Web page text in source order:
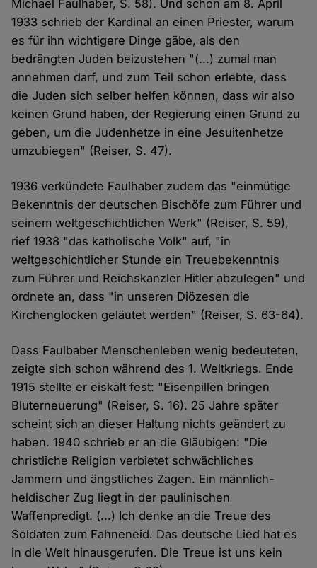
Michael Faulhaber, S. 58). Und schon am 8. April
1933 schrieb der Kardinal an einen Priester, warum
es für ihn wichtigere Dinge gäbe, als den
bedrängten Juden beizustehen "(...) zumal man
annehmen darf, und zum Teil schon erlebte, dass
die Juden sich selber helfen können, dass wir also
keinen Grund haben, der Regierung einen Grund zu
geben, um die Judenhetze in eine Jesuitenhetze
umzubiegen" (Reiser, S. 47).
1936 verkündete Faulhaber zudem das "einmütige
Bekenntnis der deutschen Bischöfe zum Führer und
seinem weltgeschichtlichen Werk" (Reiser, S. 59),
rief 1938 "das katholische Volk" auf, "in
weltgeschichtlicher Stunde ein Treuebekenntnis
zum Führer und Reichskanzler Hitler abzulegen" und
ordnete an, dass "in unseren Diözesen die
Kirchenglocken geläutet werden" (Reiser, S. 63-64).
Dass Faulbaber Menschenleben wenig bedeuteten,
zeigte sich schon während des 1. Weltkriegs. Ende
1915 stellte er eiskalt fest: "Eisenpillen bringen
Bluterneuerung" (Reiser, S. 16). 25 Jahre später
scheint sich an dieser Haltung nichts geändert zu
haben. 1940 schrieb er an die Gläubigen: "Die
christliche Religion verbietet schwächliches
Jammern und ängstliches Zagen. Ein männlich-
heldischer Zug liegt in der paulinischen
Waffenpredigt. (...) Ich denke an die Treue des
Soldaten zum Fahneneid. Das deutsche Lied hat es
in die Welt hinausgerufen. Die Treue ist uns kein